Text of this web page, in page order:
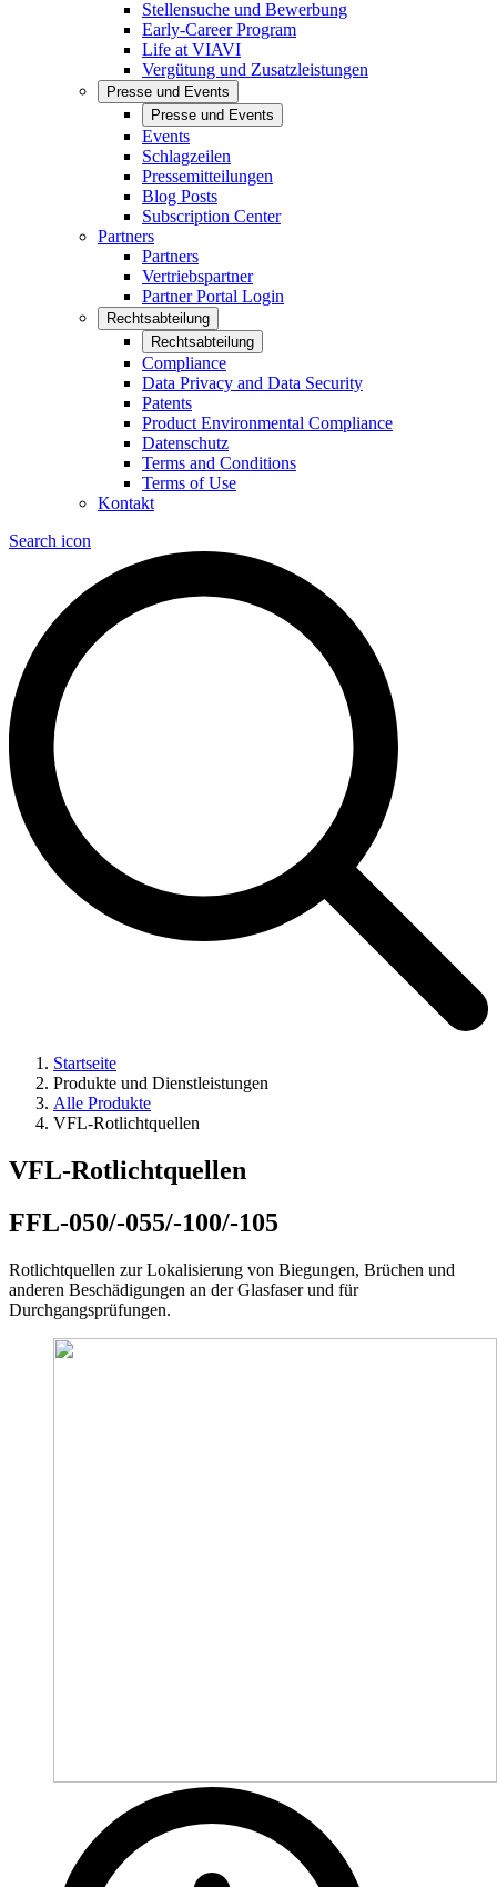
Stellensuche und Bewerbung
Early-Career Program
Life at VIAVI
Vergütung und Zusatzleistungen
Presse und Events
Presse und Events
Events
Schlagzeilen
Pressemitteilungen
Blog Posts
Subscription Center
Partners
Partners
Vertriebspartner
Partner Portal Login
Rechtsabteilung
Rechtsabteilung
Compliance
Data Privacy and Data Security
Patents
Product Environmental Compliance
Datenschutz
Terms and Conditions
Terms of Use
Kontakt
Search icon
Startseite
Produkte und Dienstleistungen
Alle Produkte
VFL-Rotlichtquellen
VFL-Rotlichtquellen
FFL-050/-055/-100/-105
Rotlichtquellen zur Lokalisierung von Biegungen, Brüchen und
anderen Beschädigungen an der Glasfaser und für
Durchgangsprüfungen.